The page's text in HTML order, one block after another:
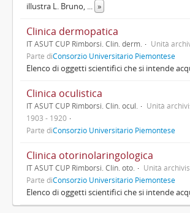
illustra L. Bruno, ... »
Clinica dermopatica
IT ASUT CUP Rimborsi. Clin. derm. Unità
Parte diConsorzio Universitario Piemontese
Elenco di oggetti scientifici che si intende
Clinica oculistica
IT ASUT CUP Rimborsi. Clin. ocul.
Unità
1903 - 1920
Parte diConsorzio Universitario Piemontese
Clinica otorinolaringologica
IT ASUT CUP Rimborsi. Clin. oto. Unità
Parte diConsorzio Universitario Piemontese
Elenco di oggetti scientifici che si intende